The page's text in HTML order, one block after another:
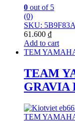
0 out of 5
(0)
SKU:
61.600 ₫
Add to cart
TEM
TEAM
GRAVIA
TEM